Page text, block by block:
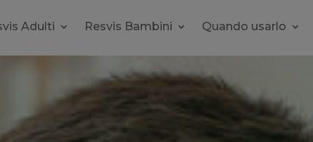
Adulti Resvis Bambini Quando usarlo